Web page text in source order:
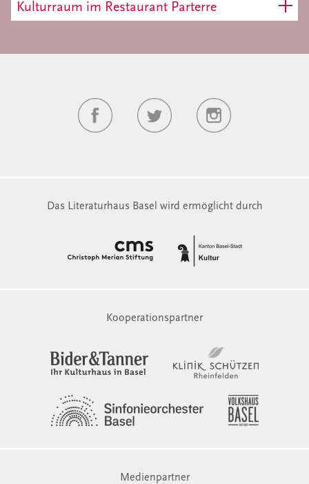
Kulturraum im Restaurant Parterre
Das Literaturhaus Basel wird ermöglicht durch
Kooperationspartner
Medienpartner